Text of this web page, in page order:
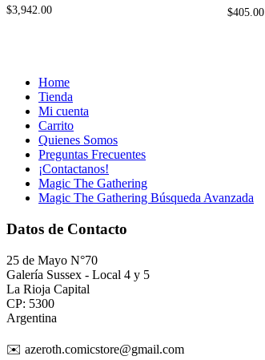
$3,942.00 $405.00
Home
Tienda
Mi cuenta
Carrito
Quienes Somos
Preguntas Frecuentes
¡Contactanos!
Magic The Gathering
Magic The Gathering Búsqueda Avanzada
Datos de Contacto
25 de Mayo N°70
Galería Sussex - Local 4 y 5
La Rioja Capital
CP: 5300
Argentina
✉️ azeroth.comicstore@gmail.com